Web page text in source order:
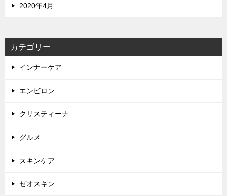
2020年4月
カテゴリー
インナーケア
エンビロン
クリスティーナ
グルメ
スキンケア
ゼオスキン